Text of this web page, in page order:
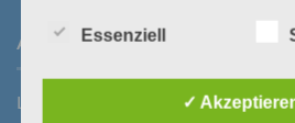
ANFAHRT
Laßnitzstraße 19
unsere Kunden und
Wir verwenden in dieser
Essenziell
✓